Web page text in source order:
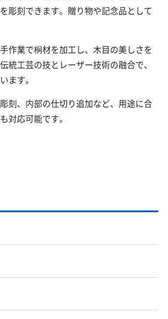
を彫刻できます。贈り物や記念品として
作業で桐材を加工し、木目の美しさを
統工芸の技とレーザー技術の融合で、
ます。
刻、内部の仕切り追加など、用途に合
対応可能です。